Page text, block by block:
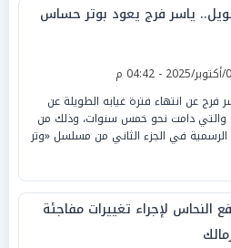
ياسر فرج يعود بوتر حساس
فرج عن انتهاء فترة غيابه الطويلة عن
والتي دامت نحو خمس سنوات، وذلك من
الرسمية في الجزء الثاني من مسلسل «وتر
النحاس لإجراء تغييرات مفاجئة